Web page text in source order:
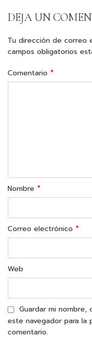
DEJA UN
Tu dirección de correo
campos obligatorios
Comentario *
Nombre *
Correo electrónico *
Web
Guardar mi
este navegador para la
comentario.